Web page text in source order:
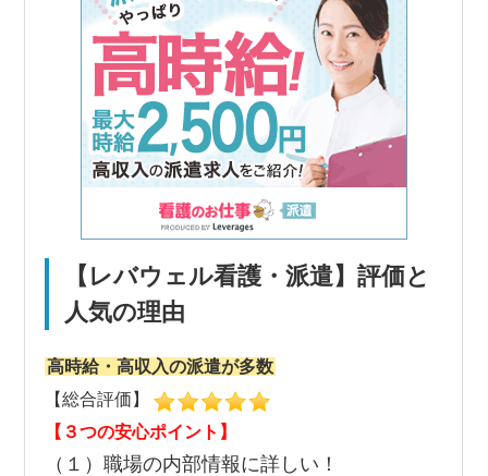
【レバウェル看護・派遣】評価と
人気の理由
高時給・高収入の派遣が多数
【総合評価】
【３つの安心ポイント】
（１）職場の内部情報に詳しい！